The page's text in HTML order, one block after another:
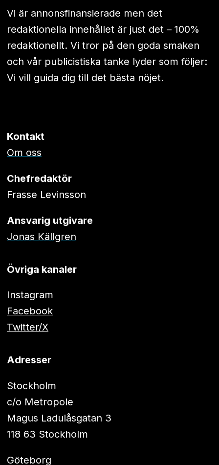
Vi är annonsfinansierade men det
redaktionella innehållet är just det – 100%
redaktionellt. Vi tror på den goda smaken
och vår publicistiska tanke lyder som följer:
Vi vill guida dig till det bästa nöjet.
Kontakt
Om oss
Chefredaktör
Frasse Levinsson
Ansvarig utgivare
Jonas Källgren
Övriga kanaler
Instagram
Facebook
Twitter/X
Adresser
Stockholm
c/o Metropole
Magus Ladulåsgatan 3
118 63 Stockholm
Göteborg